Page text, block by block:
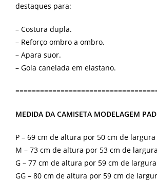
destaques para:
– Costura dupla.
– Reforço ombro a ombro.
– Apara suor.
– Gola canelada em elastano.
MEDIDA DA CAMISETA MODELAGEM
P – 69 cm de altura por 50 cm de largura
M – 73 cm de altura por 53 cm de largura
G – 77 cm de altura por 59 cm de largura
GG – 80 cm de altura por 59 cm de